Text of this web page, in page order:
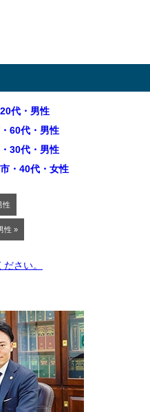
代・男性
60代・男性
30代・男性
・40代・女性
性
性 »
さい。